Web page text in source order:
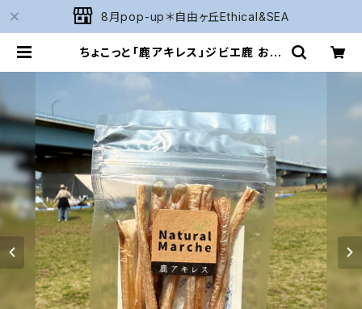
8月pop-up＊自由ヶ丘Ethical&SEA
ちょこっと「鹿アキレス」ジビエ鹿 おや